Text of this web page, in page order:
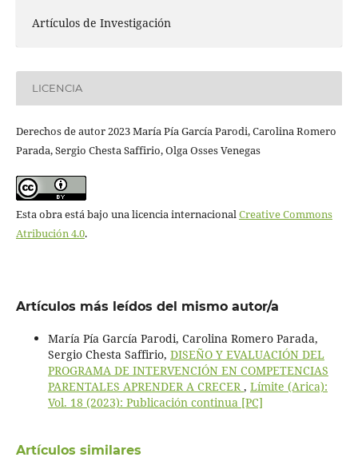
Artículos de Investigación
LICENCIA
Derechos de autor 2023 María Pía García Parodi, Carolina Romero
Parada, Sergio Chesta Saffirio, Olga Osses Venegas
Esta obra está bajo una licencia internacionalCreative Commons
Atribución 4.0.
Artículos más leídos del mismo autor/a
María Pía García Parodi, Carolina Romero Parada,
Sergio Chesta Saffirio, DISEÑO Y EVALUACIÓN DEL
PROGRAMA DE INTERVENCIÓN EN COMPETENCIAS
PARENTALES APRENDER A CRECER , Límite (Arica):
Vol. 18 (2023): Publicación continua [PC]
Artículos similares